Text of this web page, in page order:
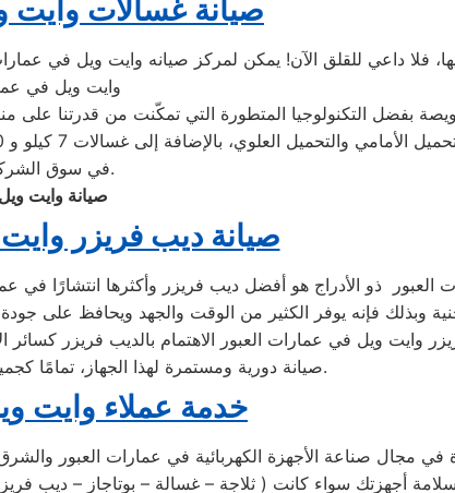
صيانة غسالات وايت
فلا داعي للقلق الآن! يمكن لمركز صيانه وايت ويل في
وايت ويل في
بفضل التكنولوجيا المتطورة التي تمكّنت من قدرتنا
في سوق الشركات بأكمله.
صيانة وايت
صيانة ديب فريزر
ذو الأدراج هو أفضل ديب فريزر وأكثرها انتشارًا في
وبذلك فإنه يوفر الكثير من الوقت والجهد ويحافظ على
وايت ويل في عمارات العبور الاهتمام بالديب فريزر
صيانة دورية ومستمرة لهذا الجهاز، تمامًا كجميع الأجهزة المنزلية الأخرى، للحفاظ عليها.
خدمة عملاء وايت
في مجال صناعة الأجهزة الكهربائية في عمارات العبور